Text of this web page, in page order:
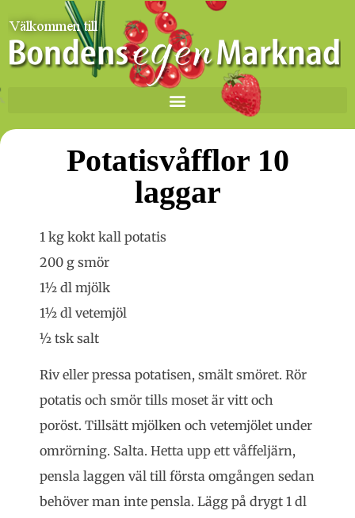
Potatisvåfflor 10
laggar
1 kg kokt kall potatis
200 g smör
1½ dl mjölk
1½ dl vetemjöl
½ tsk salt
Riv eller pressa potatisen, smält smöret. Rör
potatis och smör tills moset är vitt och
poröst. Tillsätt mjölken och vetemjölet under
omrörning. Salta. Hetta upp ett våffeljärn,
pensla laggen väl till första omgången sedan
behöver man inte pensla. Lägg på drygt 1 dl